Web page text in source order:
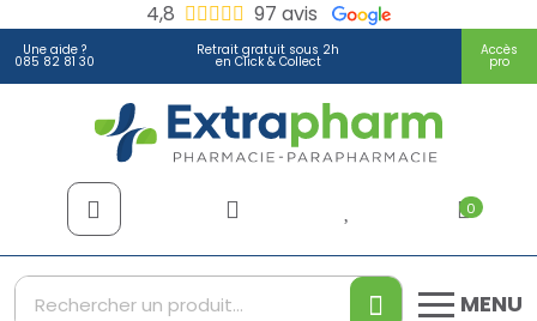
4,8 97 avis
Une aide ?
085 82 81 30
Retrait gratuit sous 2h
en Click & Collect
Accès
pro
Extrapharm Votre
0
MENU